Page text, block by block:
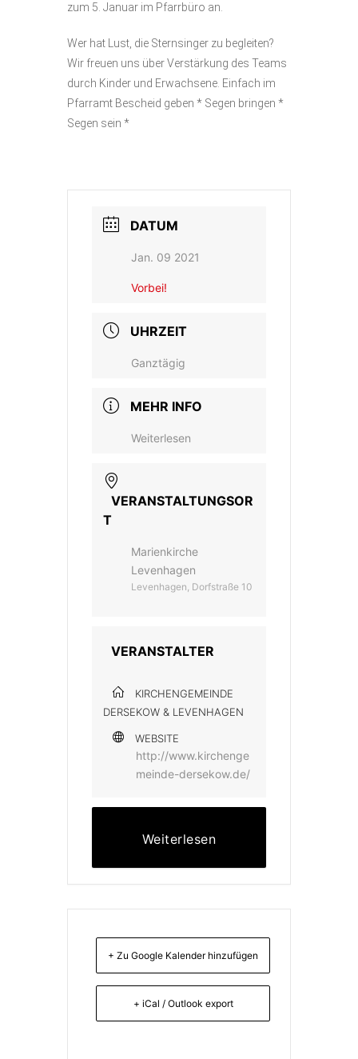
zum 5. Januar im Pfarrbüro an.
Wer hat Lust, die Sternsinger zu begleiten?
Wir freuen uns über Verstärkung des Teams
durch Kinder und Erwachsene. Einfach im
Pfarramt Bescheid geben * Segen bringen *
Segen sein *
DATUM
Jan. 09 2021
Vorbei!
UHRZEIT
Ganztägig
MEHR INFO
Weiterlesen
VERANSTALTUNGSOR
T
Marienkirche
Levenhagen
Levenhagen, Dorfstraße 10
VERANSTALTER
KIRCHENGEMEINDE
DERSEKOW & LEVENHAGEN
WEBSITE
http://www.kirchenge
meinde-dersekow.de/
Weiterlesen
+ Zu Google Kalender hinzufügen
+ iCal / Outlook export